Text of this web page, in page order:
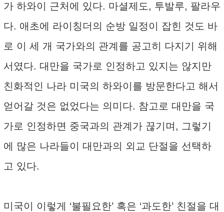
가 하와이 근처에 있다. 마셜제도, 투발루, 팔라우
다. 애초에 라이칭더의 순방 일정이 잡힌 것도 바
로 이 세 개 국가와의 관계를 공고히 다지기 위해
서였다. 대만을 국가로 인정하고 있지는 않지만
친화적인 나라 미국의 하와이를 방문한다고 해서
얻어갈 것은 없었다는 의미다. 참고로 대만을 국
가로 인정하면 중국과의 관계가 끊기며, 그렇기
에 많은 나라들이 대만과의 외교 단절을 선택하
고 있다.
미국이 이렇게 ‘불필요한’ 혹은 ‘과도한’ 친절을 대